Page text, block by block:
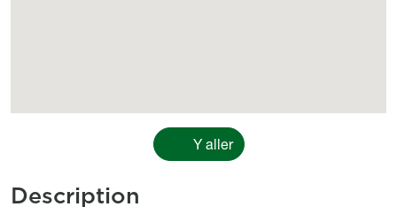
Y aller
Description